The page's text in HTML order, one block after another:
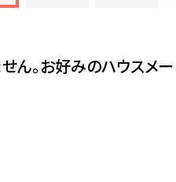
。お好みのハウスメー